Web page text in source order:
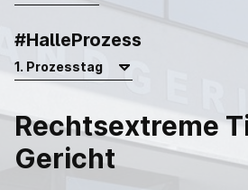
#HalleProzess
Rechtsextreme
Gericht